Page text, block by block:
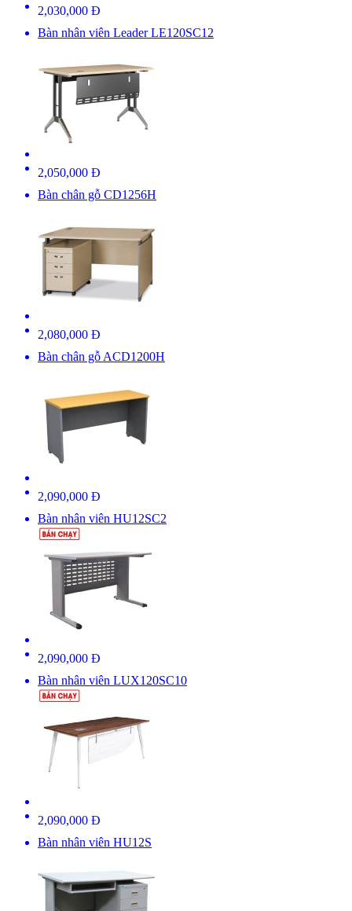
2,030,000 Đ
Bàn nhân viên Leader LE120SC12
2,050,000 Đ
Bàn chân gỗ CD1256H
2,080,000 Đ
Bàn chân gỗ ACD1200H
2,090,000 Đ
Bàn nhân viên HU12SC2
2,090,000 Đ
Bàn nhân viên LUX120SC10
2,090,000 Đ
Bàn nhân viên HU12S